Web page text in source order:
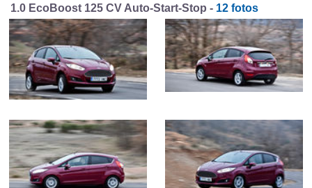
1.0 EcoBoost 125 CV Auto-Start-Stop - 12 fotos